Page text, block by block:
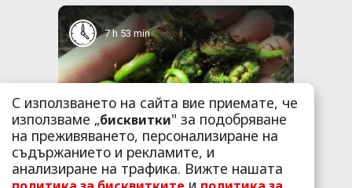
7 h 53 min
Stop Eating These 3 Foods That
Are Known to Cause Parasites
С използването на сайта вие приемате, че
използваме „бисквитки" за подобряване
на преживяването, персонализиране на
съдържанието и рекламите, и
анализиране на трафика. Вижте нашата